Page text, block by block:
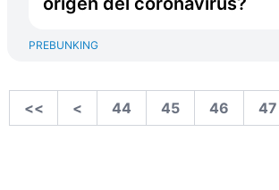
PREBUNKING
<< < 44 45 46 47